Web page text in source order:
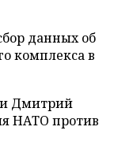
данных об
комплекса в
Дмитрий
НАТО против